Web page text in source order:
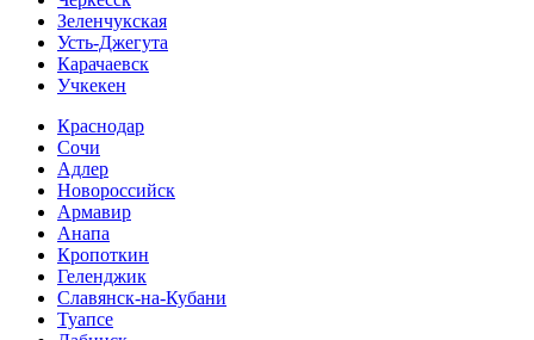
Зеленчукская
Усть-Джегута
Карачаевск
Учкекен
Краснодар
Сочи
Адлер
Новороссийск
Армавир
Анапа
Кропоткин
Геленджик
Славянск-на-Кубани
Туапсе